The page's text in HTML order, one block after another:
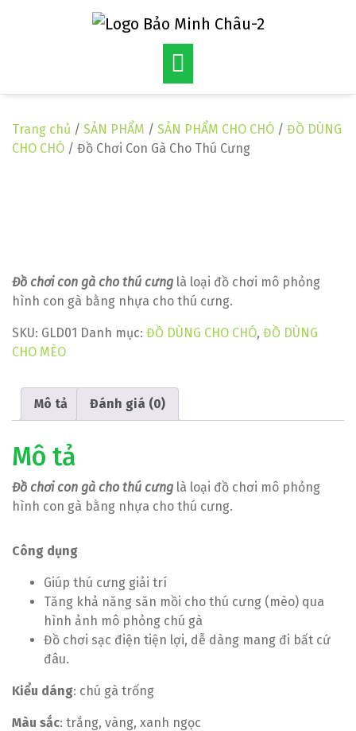
Trang chủ / SẢN PHẨM / SẢN PHẨM CHO CHÓ / ĐỒ DÙNG
CHO CHÓ / Đồ Chơi Con Gà Cho Thú Cưng
Đồ chơi con gà cho thú cưng là loại đồ chơi mô phỏng
hình con gà bằng nhựa cho thú cưng.
SKU: GLD01 Danh mục: ĐỒ DÙNG CHO CHÓ, ĐỒ DÙNG
CHO MÈO
Mô tả Đánh giá (0)
Mô tả
Đồ chơi con gà cho thú cưng là loại đồ chơi mô phỏng
hình con gà bằng nhựa cho thú cưng.
Công dụng
Giúp thú cưng giải trí
Tăng khả năng săn mồi cho thú cưng (mèo) qua
hình ảnh mô phỏng chú gà
Đồ chơi sạc điện tiện lợi, dễ dàng mang đi bất cứ
đâu.
Kiểu dáng: chú gà trống
Màu sắc: trắng, vàng, xanh ngọc